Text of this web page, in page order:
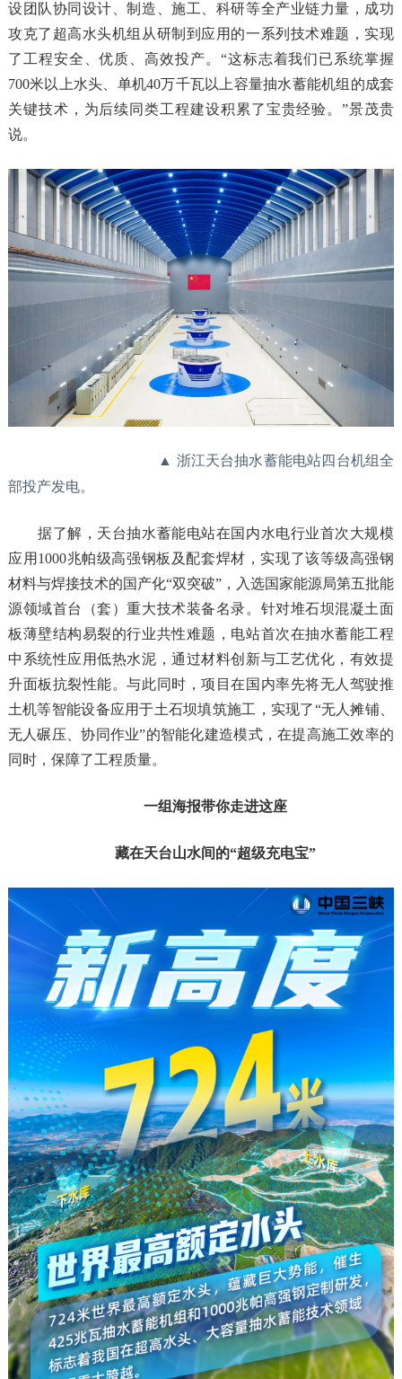
设团队协同设计、制造、施工、科研等全产业链力量，成功
攻克了超高水头机组从研制到应用的一系列技术难题，实现
了工程安全、优质、高效投产。“这标志着我们已系统掌握
700米以上水头、单机40万千瓦以上容量抽水蓄能机组的成套
关键技术，为后续同类工程建设积累了宝贵经验。”景茂贵
说。
▲ 浙江天台抽水蓄能电站四台机组全
部投产发电。
据了解，天台抽水蓄能电站在国内水电行业首次大规模
应用1000兆帕级高强钢板及配套焊材，实现了该等级高强钢
材料与焊接技术的国产化“双突破”，入选国家能源局第五批能
源领域首台（套）重大技术装备名录。针对堆石坝混凝土面
板薄壁结构易裂的行业共性难题，电站首次在抽水蓄能工程
中系统性应用低热水泥，通过材料创新与工艺优化，有效提
升面板抗裂性能。与此同时，项目在国内率先将无人驾驶推
土机等智能设备应用于土石坝填筑施工，实现了“无人摊铺、
无人碾压、协同作业”的智能化建造模式，在提高施工效率的
同时，保障了工程质量。
一组海报带你走进这座
藏在天台山水间的“超级充电宝”